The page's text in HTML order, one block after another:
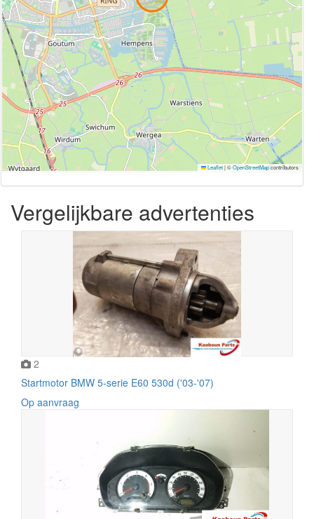
Leaflet|©OpenStreetMapcontributors
Vergelijkbare advertenties
2
Startmotor BMW 5-serie E60 530d ('03-'07)
Op aanvraag